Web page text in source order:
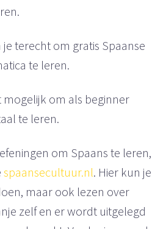
je terecht om gratis Spaanse
te leren.
mogelijk om als beginner
te leren.
om Spaans te leren,
spaansecultuur.nl. Hier kun je
maar ook lezen over
zelf en er wordt uitgelegd